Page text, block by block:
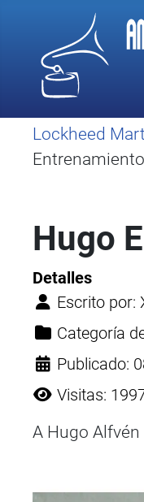
Lockheed
Hugo
Detalles
Escrito por:
Categoría
Publicado:
Visitas:
A Hugo